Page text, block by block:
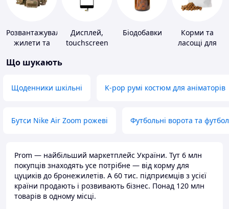
Розвантажувальні
жилети та
без плит
Дисплей,
touchscreen
Біодобавки
Корми та
ласощі для
Що шукають
Щоденники шкільні K-pop румі костюм для аніматорів
Бутси Nike Air Zoom рожеві Футбольні ворота та
Prom — найбільший маркетплейс України. Тут 6 млн
покупців знаходять усе потрібне — від корму для
цуциків до бронежилетів. А 60 тис. підприємців з усієї
країни продають і розвивають бізнес. Понад 120 млн
товарів в одному місці.